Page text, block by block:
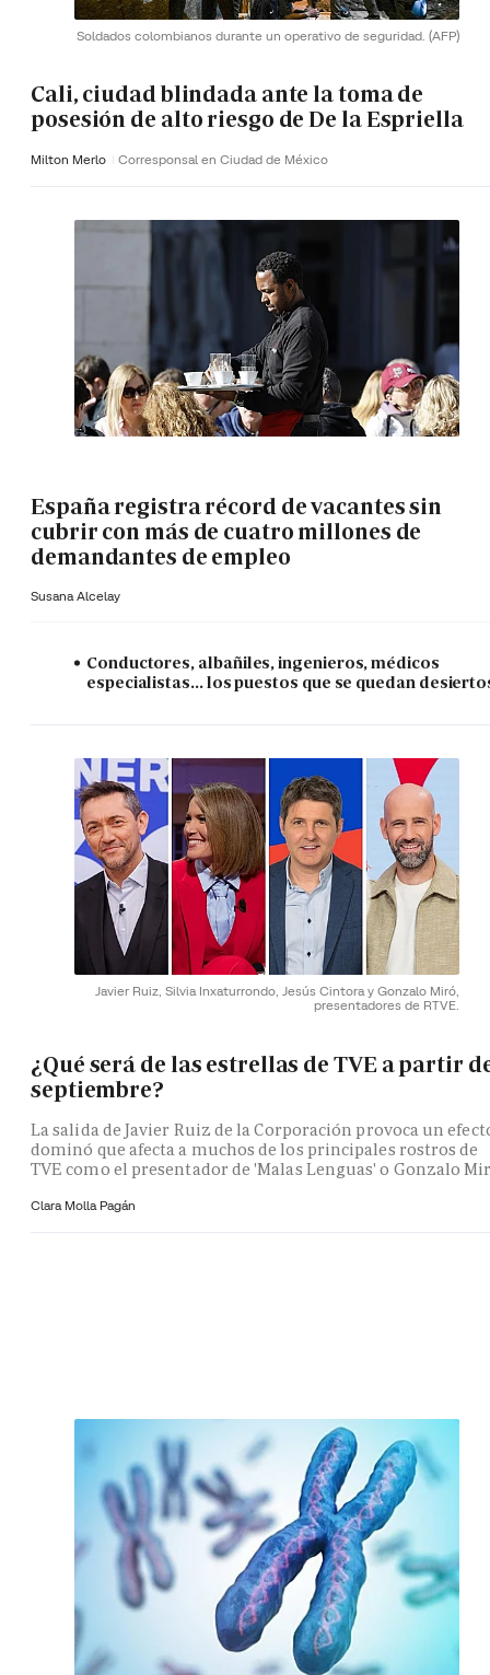
Soldados colombianos durante un operativo de seguridad. (AFP)
Cali, ciudad blindada ante la toma de
posesión de alto riesgo de De la Espriella
Milton Merlo Corresponsal en Ciudad de México
España registra récord de vacantes sin
cubrir con más de cuatro millones de
demandantes de empleo
Susana Alcelay
Conductores, albañiles, ingenieros, médicos
especialistas... los puestos que se quedan
Javier Ruiz, Silvia Inxaturrondo, Jesús Cintora y Gonzalo Miró,
presentadores de RTVE.
¿Qué será de las estrellas de TVE a partir
septiembre?
La salida de Javier Ruiz de la Corporación provoca un
dominó que afecta a muchos de los principales rostros de
TVE como el presentador de 'Malas Lenguas' o Gonzalo
Clara Molla Pagán